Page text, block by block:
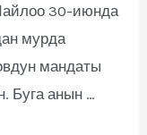
30-июнда
мурда
мандаты
Буга анын …